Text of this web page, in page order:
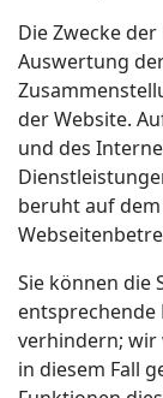
Die Zwecke
Auswertung
der Website.
und des
beruht auf
Sie können die
verhindern; wir
in diesem Fall